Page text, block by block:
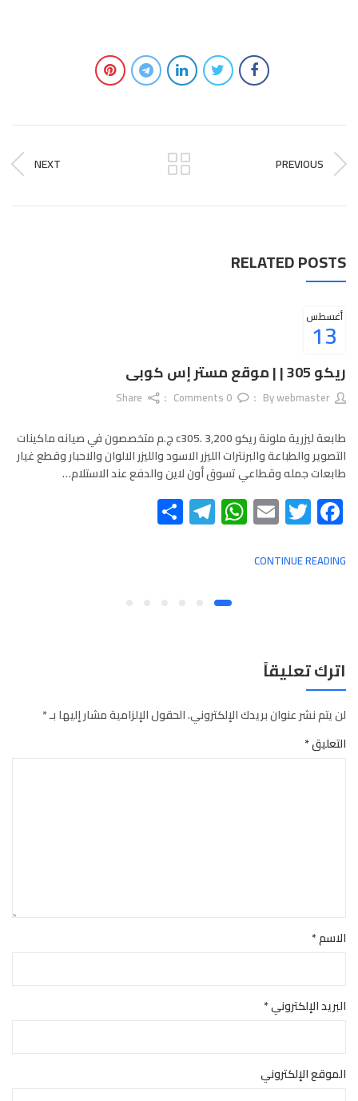
PREVIOUS
NEXT
RELATED POSTS
13
أغسطس
ريكو 305 | | موقع مستر إس كوبى
By
webmaster
0
Share
طابعة ليزرية ملونة ريكو c305. 3,200 ج.م متخصصون في صيانه ماكينات
التصوير والطباعة والبرنترات الليزر الاسود والليزر الالوان والاحبار وقطع غيار
طابعات جمله وقطاعي تسوق أون لاين والدفع عند الاستلام…
Facebook
Twitter
Email
WhatsApp
Telegram
CONTINUE READING
اترك تعليقاً
لن يتم نشر عنوان بريدك الإلكتروني.الحقول الإلزامية مشار إليها بـ*
التعليق*
الاسم*
البريد الإلكتروني*
الموقع الإلكتروني